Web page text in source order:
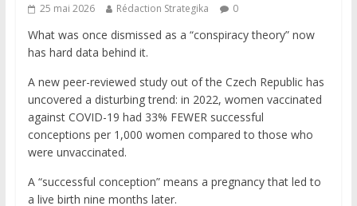
25 mai 2026 Rédaction Strategika 0
What was once dismissed as a “conspiracy theory” now
has hard data behind it.
A new peer-reviewed study out of the Czech Republic has
uncovered a disturbing trend: in 2022, women vaccinated
against COVID-19 had 33% FEWER successful
conceptions per 1,000 women compared to those who
were unvaccinated.
A “successful conception” means a pregnancy that led to
a live birth nine months later.